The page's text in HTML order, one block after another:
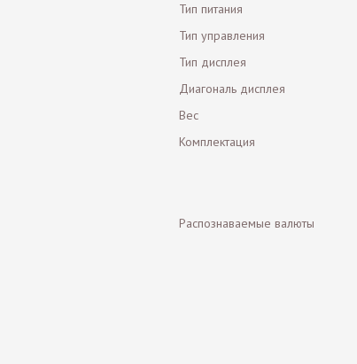
Тип питания
Тип управления
Тип дисплея
Диагональ дисплея
Вес
Комплектация
Распознаваемые валюты